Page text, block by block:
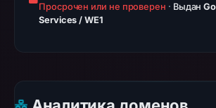
Safe
flag
on
Просрочен или не проверен · Выдан
Services / WE1